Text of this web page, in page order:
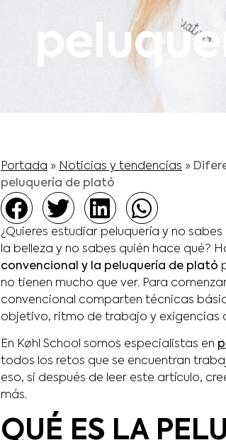
Portada » Noticias y tendencias »
peluquería de plató
¿Quieres estudiar peluquería y no
la belleza y no sabes quién hace qué?
convencional y la peluquería de plató
no tienen mucho que ver. Para
convencional comparten técnicas
objetivo, ritmo de trabajo y exigencias
En Køhl School somos especialistas en
todos los retos que se encuentran
eso, si después de leer este artículo,
más.
QUÉ ES LA